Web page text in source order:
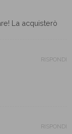
La acquisterò
RISPONDI
RISPONDI